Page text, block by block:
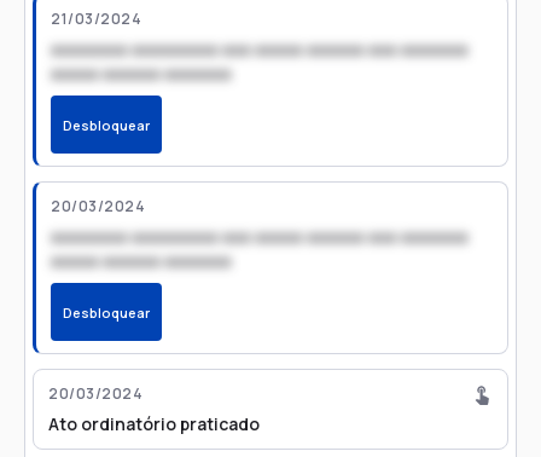
21/03/2024
xxxxxxxx xxxxxxxxx xxx xxxxx xxxxxx xxx xxxxxxx
xxxxx xxxxxx xxxxxxx
Desbloquear
20/03/2024
xxxxxxxx xxxxxxxxx xxx xxxxx xxxxxx xxx xxxxxxx
xxxxx xxxxxx xxxxxxx
Desbloquear
20/03/2024
Ato ordinatório praticado